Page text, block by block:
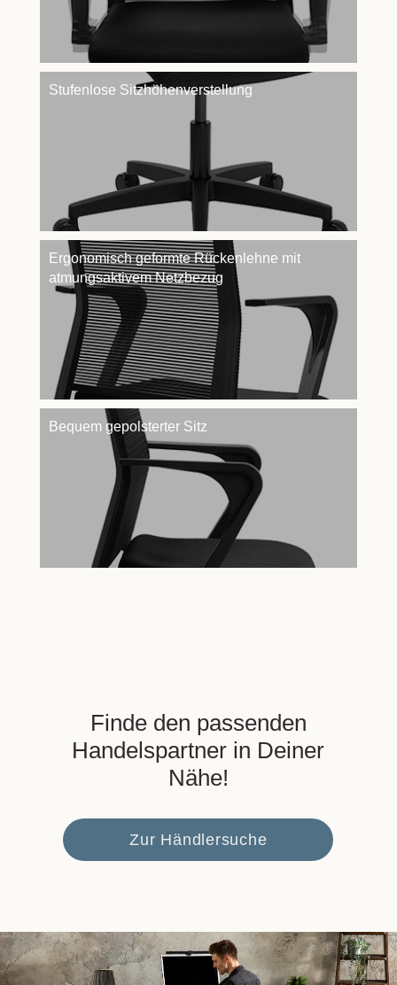
Stufenlose Sitzhöhenverstellung
Ergonomisch geformte Rückenlehne mit
atmungsaktivem Netzbezug
Bequem gepolsterter Sitz
Finde den passenden
Handelspartner in Deiner
Nähe!
Zur Händlersuche